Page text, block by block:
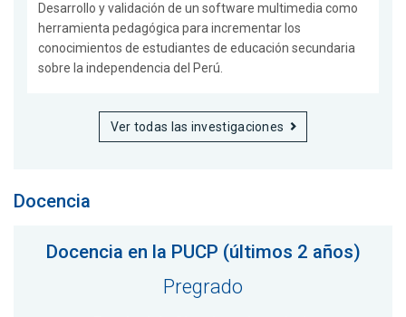
Desarrollo y validación de un software multimedia como
herramienta pedagógica para incrementar los
conocimientos de estudiantes de educación secundaria
sobre la independencia del Perú.
Ver todas las investigaciones
Docencia
Docencia en la PUCP (últimos 2 años)
Pregrado